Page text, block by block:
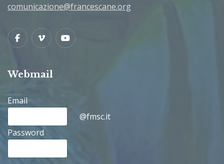
comunicazione@francescane.org
FacebookVimeoYoutube
Webmail
Email
@fmsc.it
Password